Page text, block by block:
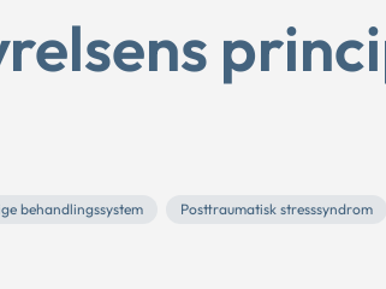
behandlingssystem Posttraumatisk stresssyndrom